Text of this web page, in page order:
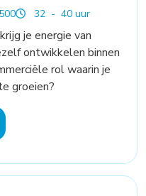
32 - 40 uur
je energie van
ontwikkelen binnen
rol waarin je
groeien?